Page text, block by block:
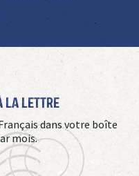
La Lettre
dans votre boîte
mois.